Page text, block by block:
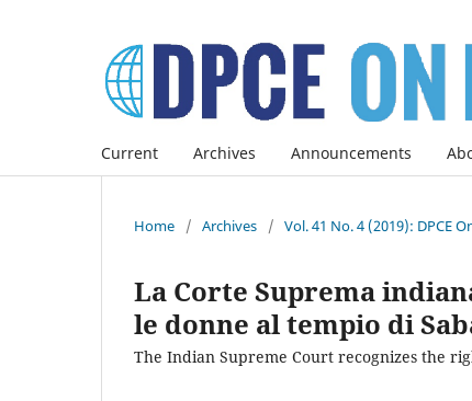
Current Archives Announcements
Home / Archives / Vol. 41 No. 4 (2019): DPCE
La Corte Suprema
le donne al tempio di
The Indian Supreme Court recognizes the